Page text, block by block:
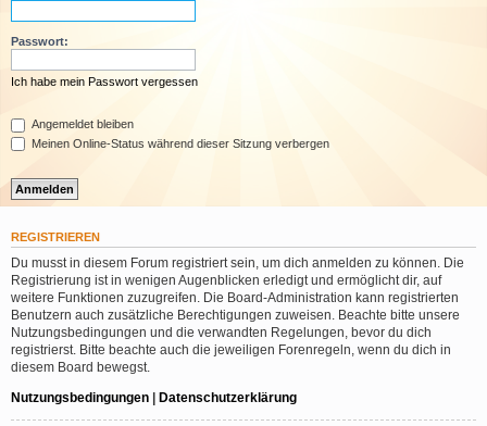
Passwort:
Ich habe mein Passwort vergessen
Angemeldet bleiben
Meinen Online-Status während dieser Sitzung verbergen
REGISTRIEREN
Du musst in diesem Forum registriert sein, um dich anmelden zu können. Die
Registrierung ist in wenigen Augenblicken erledigt und ermöglicht dir, auf
weitere Funktionen zuzugreifen. Die Board-Administration kann registrierten
Benutzern auch zusätzliche Berechtigungen zuweisen. Beachte bitte unsere
Nutzungsbedingungen und die verwandten Regelungen, bevor du dich
registrierst. Bitte beachte auch die jeweiligen Forenregeln, wenn du dich in
diesem Board bewegst.
Nutzungsbedingungen | Datenschutzerklärung